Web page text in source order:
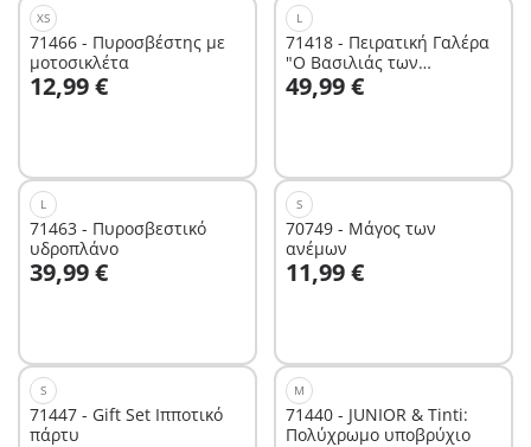
XS
71466 - Πυροσβέστης με
μοτοσικλέτα
12,99 €
Στο καλάθι
L
71418 - Πειρατική Γαλέρα
"Ο Βασιλιάς των
Πειρατών"
49,99 €
Στο καλάθι
L
71463 - Πυροσβεστικό
υδροπλάνο
39,99 €
Στο καλάθι
S
70749 - Μάγος των
ανέμων
11,99 €
S
71447 - Gift Set Ιπποτικό
πάρτυ
M
71440 - JUNIOR & Tinti:
Πολύχρωμο υποβρύχιο